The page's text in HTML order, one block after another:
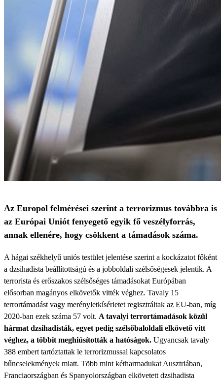
Az Europol felmérései szerint a terrorizmus továbbra is
az Európai Uniót fenyegető egyik fő veszélyforrás,
annak ellenére, hogy csökkent a támadások száma.
A hágai székhelyű uniós testület jelentése szerint a kockázatot főként
a dzsihadista beállítottságú és a jobboldali szélsőségesek jelentik. A
terrorista és erőszakos szélsőséges támadásokat Európában
elősorban magányos elkövetők vitték véghez. Tavaly 15
terrortámadást vagy merényletkísérletet regisztráltak az EU-ban, míg
2020-ban ezek száma 57 volt. A tavalyi terrortámadások közül
hármat dzsihadisták, egyet pedig szélsőbaloldali elkövető vitt
véghez, a többit meghiúsították a hatóságok. Ugyancsak tavaly
388 embert tartóztattak le terrorizmussal kapcsolatos
bűncselekmények miatt. Több mint kétharmadukat Ausztriában,
Franciaországban és Spanyolországban elkövetett dzsihadista